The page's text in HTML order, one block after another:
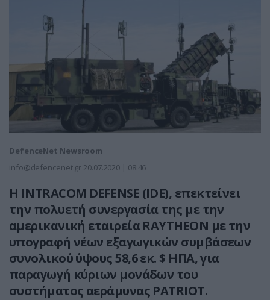
DefenceNet Newsroom
info@defencenet.gr 20.07.2020 | 08:46
Η INTRACOM DEFENSE (IDE), επεκτείνει
την πολυετή συνεργασία της με την
αμερικανική εταιρεία RAYTHEON με την
υπογραφή νέων εξαγωγικών συμβάσεων
συνολικού ύψους 58,6 εκ. $ ΗΠΑ, για
παραγωγή κύριων μονάδων του
συστήματος αεράμυνας PATRIOT.